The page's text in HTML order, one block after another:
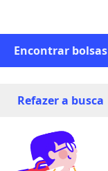
Encontrar bolsas
Refazer a busca